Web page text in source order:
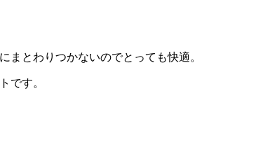
とわりつかないのでとっても快適。
です。